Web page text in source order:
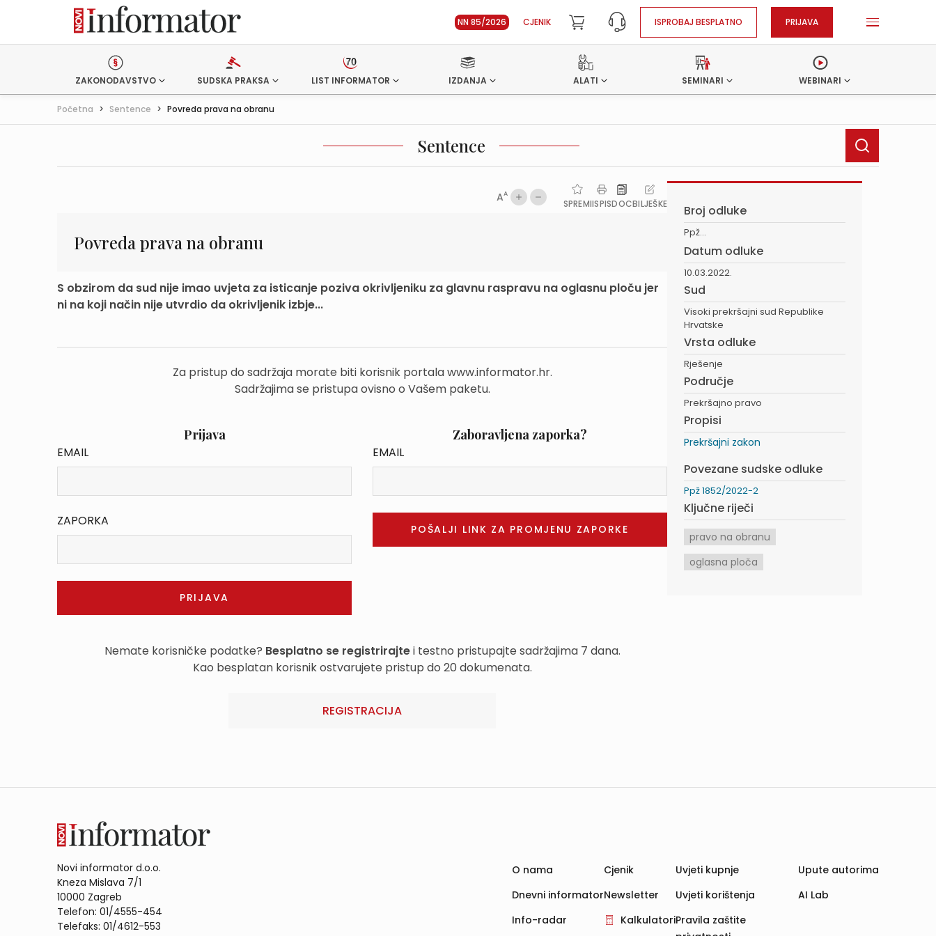
NN 85/2026 CJENIK ISPROBAJ BESPLATNO PRIJAVA
ZAKONODAVSTVO SUDSKA PRAKSA LIST INFORMATOR IZDANJA ALATI SEMINARI WEBINARI
Početna > Sentence > Povreda prava na obranu
Sentence
AA
SPREMIISPISDOCBILJEŠKE
Povreda prava na obranu
S obzirom da sud nije imao uvjeta za isticanje poziva okrivljeniku za glavnu raspravu na oglasnu ploču jer
ni na koji način nije utvrdio da okrivljenik izbje...
Za pristup do sadržaja morate biti korisnik portala www.informator.hr.
Sadržajima se pristupa ovisno o Vašem paketu.
Prijava
EMAIL
ZAPORKA
Zaboravljena zaporka?
EMAIL
Nemate korisničke podatke? Besplatno se registrirajtei testno pristupajte sadržajima 7 dana.
Kao besplatan korisnik ostvarujete pristup do 20 dokumenata.
REGISTRACIJA
Broj odluke
Ppž...
Datum odluke
10.03.2022.
Sud
Visoki prekršajni sud Republike
Hrvatske
Vrsta odluke
Rješenje
Područje
Prekršajno pravo
Propisi
Prekršajni zakon
Povezane sudske odluke
Ppž 1852/2022-2
Ključne riječi
pravo na obranu
oglasna ploča
Novi informator d.o.o.
Kneza Mislava 7/1
10000 Zagreb
Telefon: 01/4555-454
Telefaks: 01/4612-553
O nama
Dnevni informator
Info-radar
Cjenik
Newsletter
Kalkulatori
Uvjeti kupnje
Uvjeti korištenja
Pravila zaštite
Upute autorima
AI Lab